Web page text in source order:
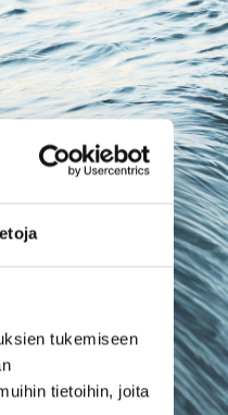
tukemiseen
tietoihin, joita